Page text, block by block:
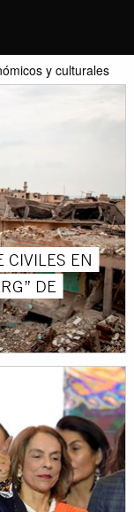
y culturales
CIVILES EN
DE